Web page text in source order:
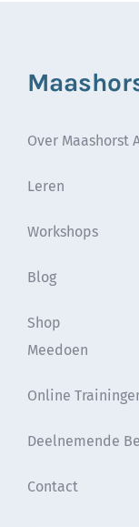
Over Maashorst
Leren
Workshops
Blog
Shop
Meedoen
Online
Deelnemende
Contact